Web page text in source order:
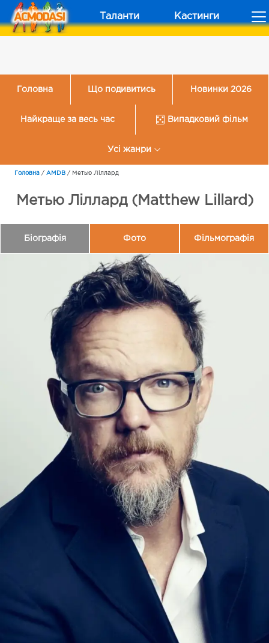
Таланти Кастинги
Головна Що подивитись Новинки 2026
Найкраще за весь час Випадковий фільм
Усі жанри
Головна / AMDB / Метью Ліллард
Метью Ліллард (Matthew Lillard)
Біографія Фото Фільмографія